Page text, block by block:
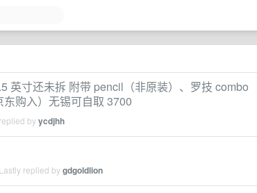
英寸还未拆 附带 pencil（非原装）、罗技 combo
购入）无锡可自取 3700
byycdjhh
replied bygdgoldlion